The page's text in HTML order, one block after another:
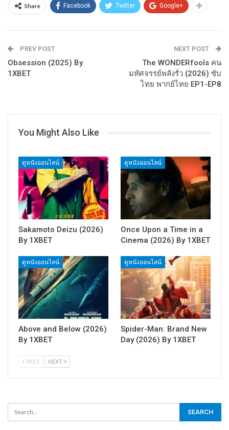
Share Facebook Twitter Google+
PREV POST
Obsession (2025) By
1XBET
NEXT POST
The WONDERfools คน
มหัศจรรย์พลังรั่ว (2026) ซับ
ไทย พากย์ไทย EP1-EP8
You Might Also Like
ดูหนังออนไลน์
Sakamoto Deizu (2026)
By 1XBET
ดูหนังออนไลน์
Once Upon a Time in a
Cinema (2026) By 1XBET
ดูหนังออนไลน์
Above and Below (2026)
By 1XBET
ดูหนังออนไลน์
Spider-Man: Brand New
Day (2026) By 1XBET
PREV NEXT